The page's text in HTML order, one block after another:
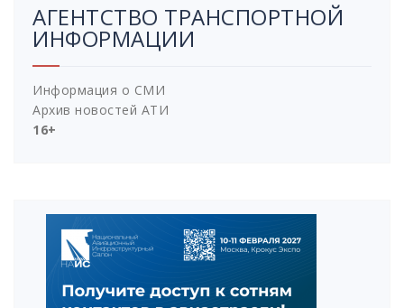
АГЕНТСТВО ТРАНСПОРТНОЙ
ИНФОРМАЦИИ
Информация о СМИ
Архив новостей АТИ
16+